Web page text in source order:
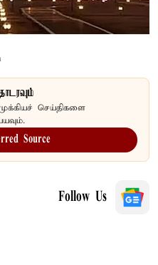
செய்திகளை
Source
Follow Us